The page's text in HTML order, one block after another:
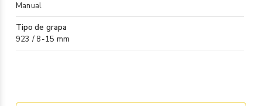
Manual
Tipo de grapa
923 / 8-15 mm